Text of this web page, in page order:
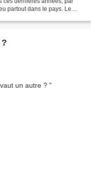
partout dans le pays. Le